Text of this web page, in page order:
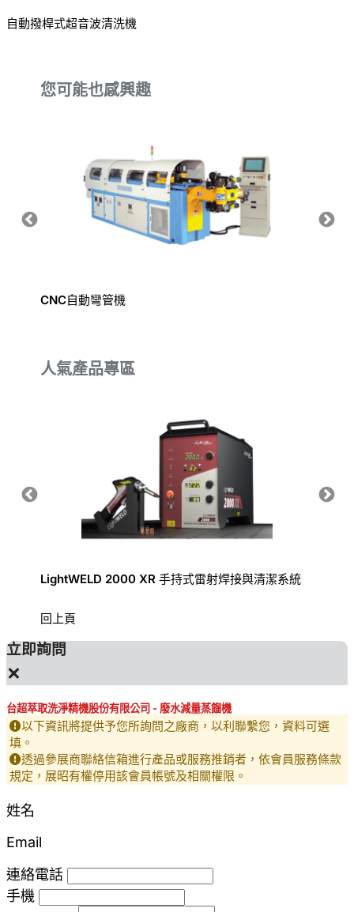
自動撥桿式超音波清洗機
您可能也感興趣
CNC自動彎管機
人氣產品專區
LightWELD 2000 XR 手持式雷射焊接與清潔系統
回上頁
立即詢問
×
台超萃取洗淨精機股份有限公司 - 廢水減量蒸餾機
以下資訊將提供予您所詢問之廠商，以利聯繫您，資料可選
填。
透過參展商聯絡信箱進行產品或服務推銷者，依會員服務條款
規定，展昭有權停用該會員帳號及相關權限。
姓名
Email
連絡電話
手機